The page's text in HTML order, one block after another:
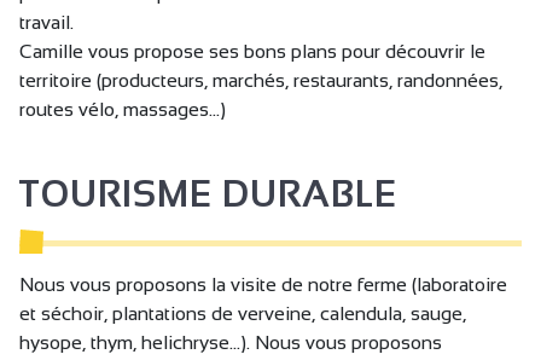
Documentation touristique
Informations touristiques
Ménage en fin de séjour
Réservation obligatoire
Hébergement insonorisé
Cuisine
travail.
Camille vous propose ses bons plans pour découvrir le
territoire (producteurs, marchés, restaurants, randonnées,
routes vélo, massages...)
TOURISME DURABLE
Nous vous proposons la visite de notre ferme (laboratoire
et séchoir, plantations de verveine, calendula, sauge,
hysope, thym, helichryse...). Nous vous proposons